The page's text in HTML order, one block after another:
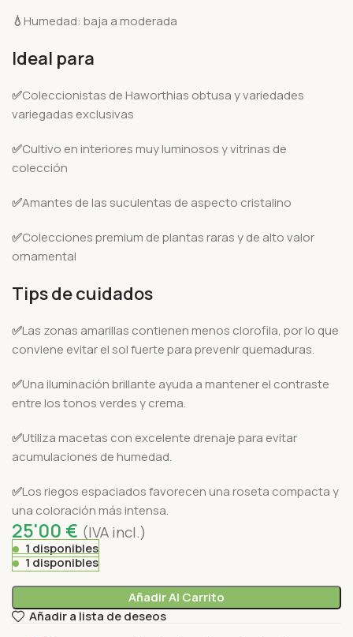
💧 Humedad: baja a moderada
Ideal para
✅Coleccionistas de Haworthias obtusa y variedades
variegadas exclusivas
✅Cultivo en interiores muy luminosos y vitrinas de
colección
✅Amantes de las suculentas de aspecto cristalino
✅Colecciones premium de plantas raras y de alto valor
ornamental
Tips de cuidados
✅Las zonas amarillas contienen menos clorofila, por lo que
conviene evitar el sol fuerte para prevenir quemaduras.
✅Una iluminación brillante ayuda a mantener el contraste
entre los tonos verdes y crema.
✅Utiliza macetas con excelente drenaje para evitar
acumulaciones de humedad.
✅Los riegos espaciados favorecen una roseta compacta y
una coloración más intensa.
25'00 € (IVA incl.)
1 disponibles
1 disponibles
Añadir Al Carrito
Añadir a lista de deseos